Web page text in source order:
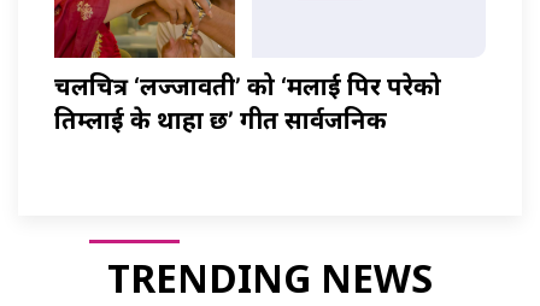
चलचित्र ‘लज्जावती’ को ‘मलाई पिर परेको
तिम्लाई के थाहा छ’ गीत सार्वजनिक
TRENDING NEWS